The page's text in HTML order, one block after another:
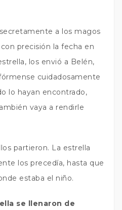
a los magos
precisión la fecha en
los envió a Belén,
cuidadosamente
lo hayan encontrado,
vaya a rendirle
partieron. La estrella
los precedía, hasta que
estaba el niño.
se llenaron de